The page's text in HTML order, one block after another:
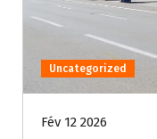
Uncategorized
Fév 12 2026